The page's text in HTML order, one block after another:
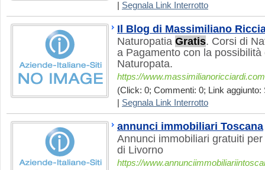
Segnala Link Interrotto
Il Blog di Massimiliano
Naturopatia Gratis. Corsi di
a Pagamento con la
Naturopata.
https://www.massimilianoricciardi.com
(Click: 0; Commenti: 0; Link aggiunto:
Segnala Link Interrotto
annunci immobiliari Toscana
Annunci immobiliari gratuiti
di Livorno
https://